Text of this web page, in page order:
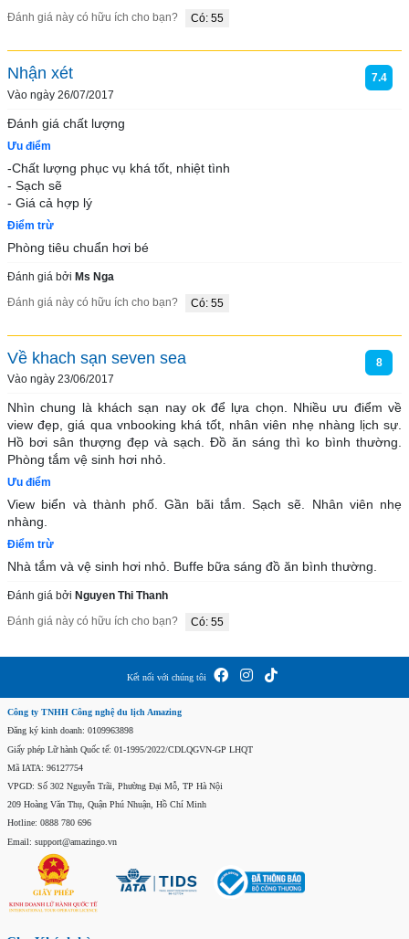
Đánh giá này có hữu ích cho bạn?
Có: 55
Nhận xét
Vào ngày 26/07/2017
7.4
Đánh giá chất lượng
Ưu điểm
-Chất lượng phục vụ khá tốt, nhiệt tình
- Sạch sẽ
- Giá cả hợp lý
Điểm trừ
Phòng tiêu chuẩn hơi bé
Đánh giá bởi Ms Nga
Đánh giá này có hữu ích cho bạn?
Có: 55
Về khach sạn seven sea
Vào ngày 23/06/2017
8
Nhìn chung là khách sạn nay ok để lựa chọn. Nhiều ưu điểm về
view đẹp, giá qua vnbooking khá tốt, nhân viên nhẹ nhàng lịch sự.
Hồ bơi sân thượng đẹp và sạch. Đồ ăn sáng thì ko bình thường.
Phòng tắm vệ sinh hơi nhỏ.
Ưu điểm
View biển và thành phố. Gần bãi tắm. Sạch sẽ. Nhân viên nhẹ
nhàng.
Điểm trừ
Nhà tắm và vệ sinh hơi nhỏ. Buffe bữa sáng đồ ăn bình thường.
Đánh giá bởi Nguyen Thi Thanh
Đánh giá này có hữu ích cho bạn?
Có: 55
Kết nối với chúng tôi
Công ty TNHH Công nghệ du lịch Amazing
Đăng ký kinh doanh: 0109963898
Giấy phép Lữ hành Quốc tế: 01-1995/2022/CDLQGVN-GP LHQT
Mã IATA: 96127754
VPGD: Số 302 Nguyễn Trãi, Phường Đại Mỗ, TP Hà Nội
209 Hoàng Văn Thụ, Quận Phú Nhuận, Hồ Chí Minh
Hotline: 0888 780 696
Email: support@amazingo.vn